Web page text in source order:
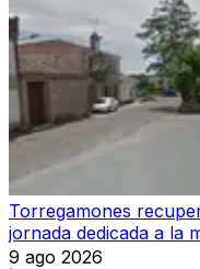
Torregamones
jornada dedicada a la
9 ago 2026